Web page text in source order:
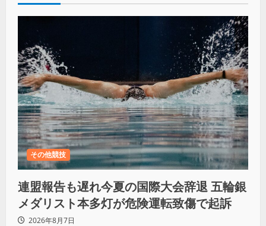
その他競技
連盟報告も遅れ今夏の国際大会辞退 五輪銀
メダリスト本多灯が危険運転致傷で起訴
2026年8月7日